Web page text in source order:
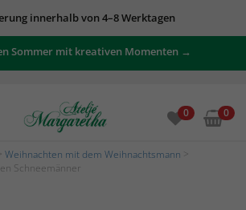
innerhalb von 4–8 Werktagen
Sommer mit kreativen Momenten →
0 0
Weihnachten mit dem Weihnachtsmann
Schneemänner